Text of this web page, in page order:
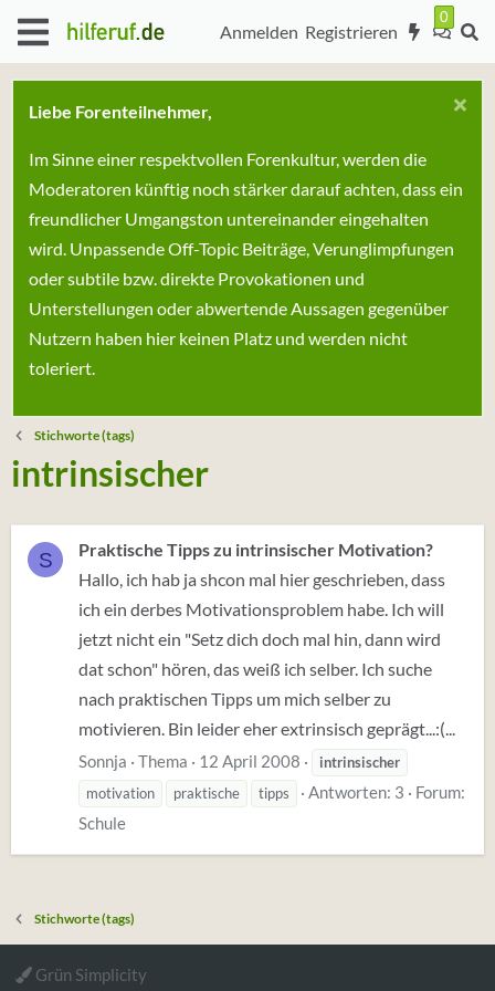
Anmelden Registrieren
Liebe Forenteilnehmer,
Im Sinne einer respektvollen Forenkultur, werden die
Moderatoren künftig noch stärker darauf achten, dass ein
freundlicher Umgangston untereinander eingehalten
wird. Unpassende Off-Topic Beiträge, Verunglimpfungen
oder subtile bzw. direkte Provokationen und
Unterstellungen oder abwertende Aussagen gegenüber
Nutzern haben hier keinen Platz und werden nicht
toleriert.
Stichworte (tags)
intrinsischer
S
Praktische Tipps zu intrinsischer Motivation?
Hallo, ich hab ja shcon mal hier geschrieben, dass
ich ein derbes Motivationsproblem habe. Ich will
jetzt nicht ein "Setz dich doch mal hin, dann wird
dat schon" hören, das weiß ich selber. Ich suche
nach praktischen Tipps um mich selber zu
motivieren. Bin leider eher extrinsisch geprägt...:(...
Sonnja Thema 12 April 2008
intrinsischer
motivation
praktische tipps Antworten: 3
Forum:
Schule
Stichworte (tags)
Grün Simplicity